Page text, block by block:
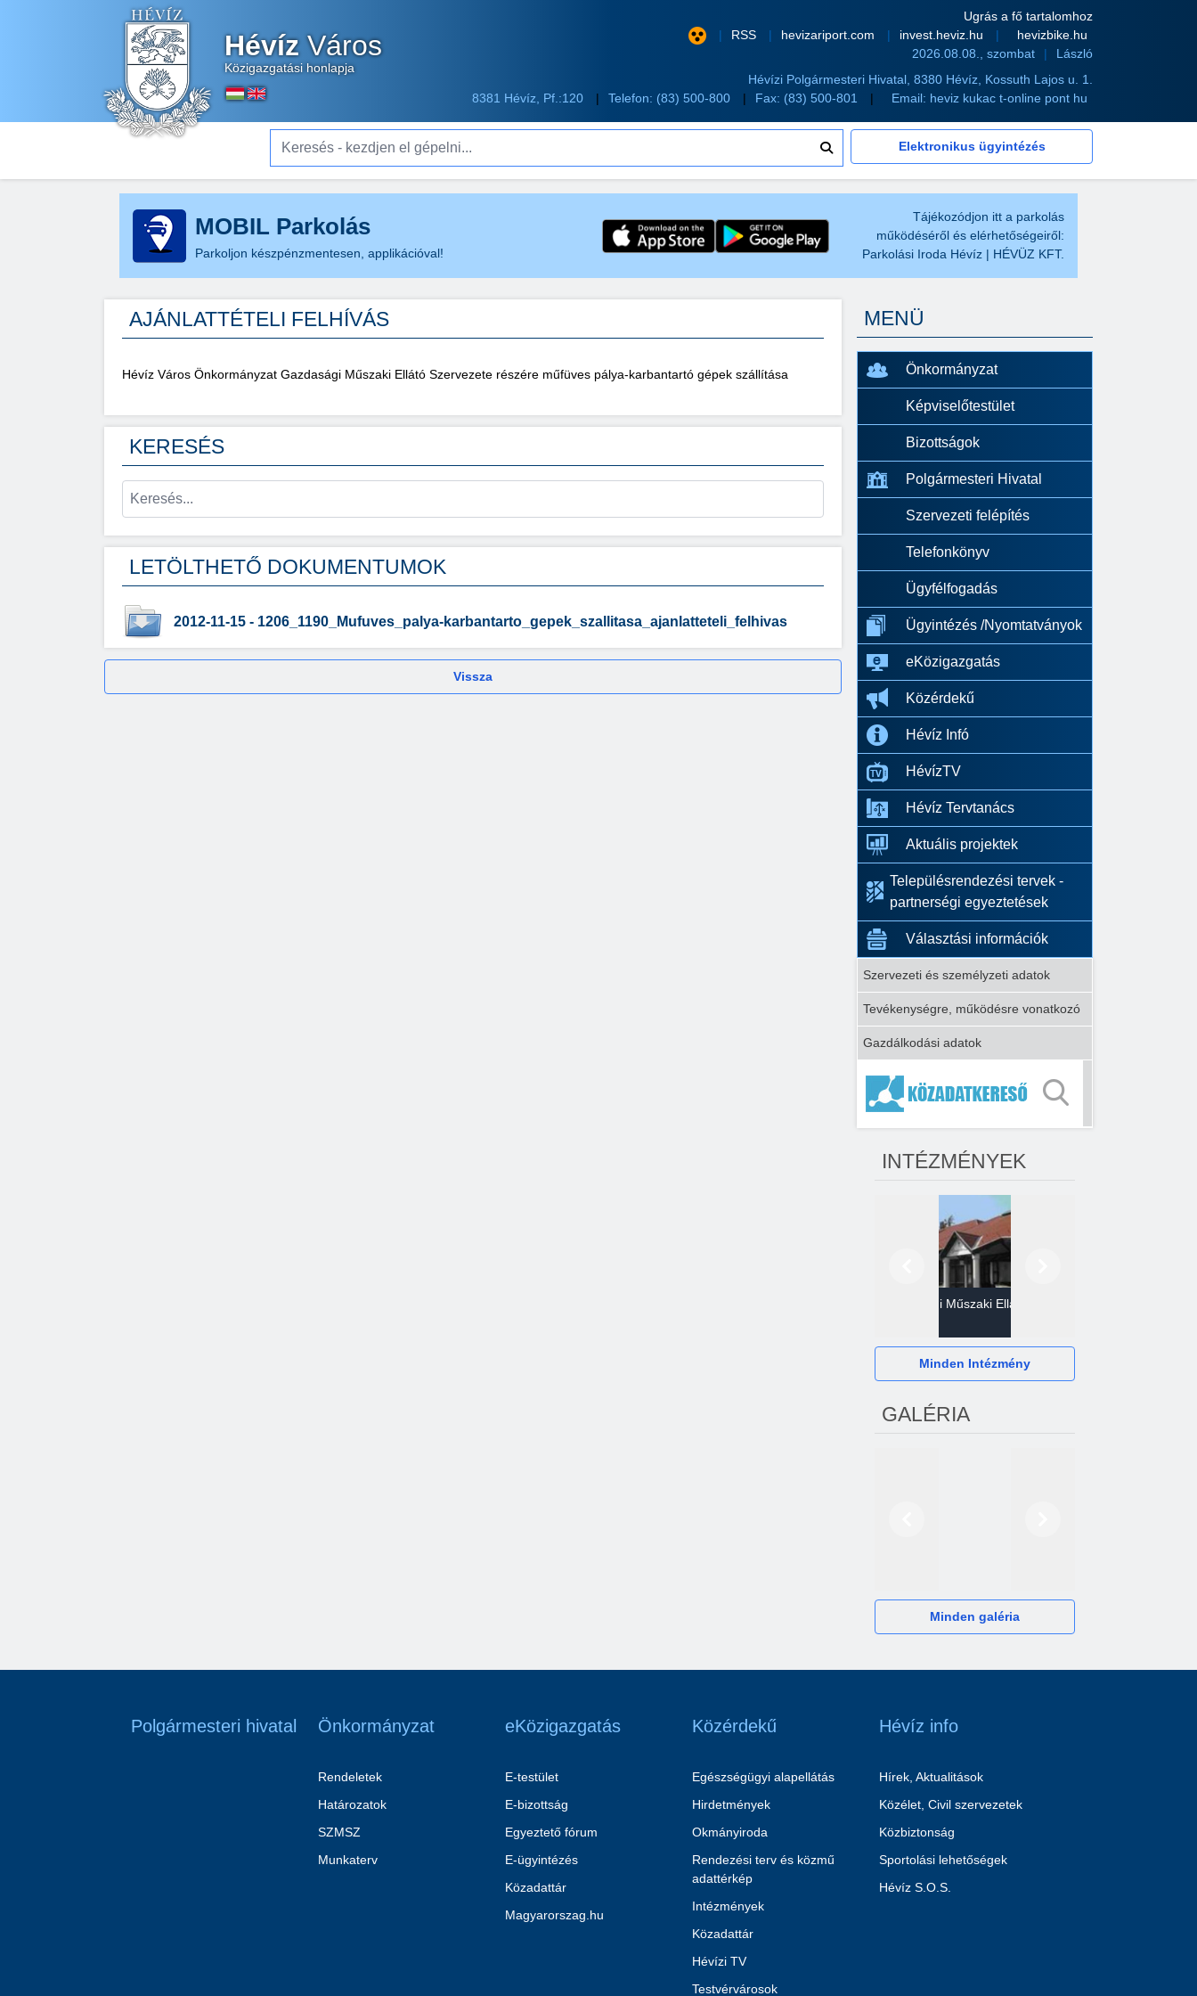
HévízVáros
Közigazgatási honlapja
Ugrás a fő tartalomhoz
RSS
hevizariport.com invest.heviz.hu
hevizbike.hu
2026.08.08., szombat
László
Hévízi Polgármesteri Hivatal, 8380 Hévíz, Kossuth Lajos u. 1.
8381 Hévíz, Pf.:120
Telefon: (83) 500-800 Fax: (83) 500-801 Email: heviz kukac t-online pont hu
Keresés - kezdjen el gépelni...
Elektronikus ügyintézés
MOBIL Parkolás
Parkoljon készpénzmentesen, applikációval!
Tájékozódjon itt a parkolás
működéséről és elérhetőségeiről:
Parkolási Iroda Hévíz | HÉVÜZ KFT.
AJÁNLATTÉTELI FELHÍVÁS
Hévíz Város Önkormányzat Gazdasági Műszaki Ellátó Szervezete részére műfüves pálya-karbantartó gépek szállítása
KERESÉS
LETÖLTHETŐ DOKUMENTUMOK
2012-11-15 - 1206_1190_Mufuves_palya-karbantarto_gepek_szallitasa_ajanlatteteli_felhivas
Vissza
MENÜ
Önkormányzat
Képviselőtestület
Bizottságok
Polgármesteri Hivatal
Szervezeti felépítés
Telefonkönyv
Ügyfélfogadás
Ügyintézés /Nyomtatványok
eKözigazgatás
Közérdekű
Hévíz Infó
HévízTV
Hévíz Tervtanács
Aktuális projektek
Településrendezési tervek -
partnerségi egyeztetések
Választási információk
Szervezeti és személyzeti adatok
Tevékenységre, működésre vonatkozó
Gazdálkodási adatok
INTÉZMÉNYEK
Gazdasági Műszaki Ellátó
Minden Intézmény
GALÉRIA
Minden galéria
Polgármesteri hivatal Önkormányzat
Rendeletek
Határozatok
SZMSZ
Munkaterv
eKözigazgatás
E-testület
E-bizottság
Egyeztető fórum
E-ügyintézés
Közadattár
Magyarorszag.hu
Közérdekű
Egészségügyi alapellátás
Hirdetmények
Okmányiroda
Rendezési terv és közmű
adattérkép
Intézmények
Közadattár
Hévízi TV
Testvérvárosok
Hévíz info
Hírek, Aktualitások
Közélet, Civil szervezetek
Közbiztonság
Sportolási lehetőségek
Hévíz S.O.S.